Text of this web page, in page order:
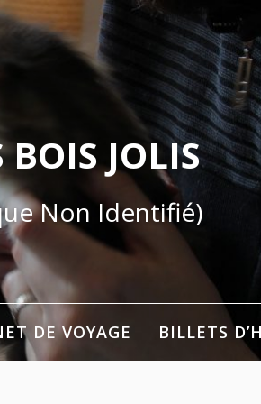
JOLIS
Non Identifié)
DE VOYAGE BILLETS